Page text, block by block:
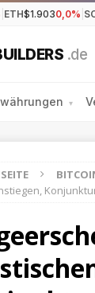
ETH$1.9030,0%
.de
▾